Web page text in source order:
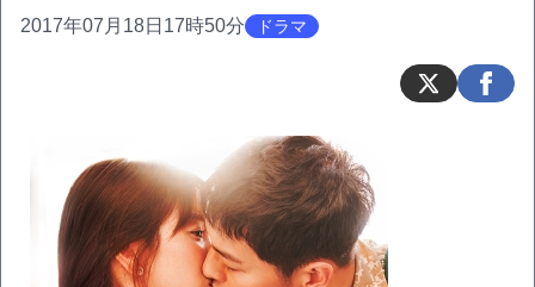
2017年07月18日17時50分 ドラマ